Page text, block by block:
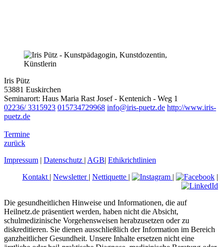
Iris Pütz
53881 Euskirchen
Seminarort: Haus Maria Rast Josef - Kentenich - Weg 1
02236/ 3315923 015734729968 info@iris-puetz.de http://www.iris-
puetz.de
Termine
zurück
Impressum | Datenschutz | AGB| Ethikrichtlinien
Kontakt | Newsletter | Nettiquette | | |
Die gesundheitlichen Hinweise und Informationen, die auf
Heilnetz.de präsentiert werden, haben nicht die Absicht,
schulmedizinische Vorgehensweisen herabzusetzen oder zu
diskreditieren. Sie dienen ausschließlich der Information im Bereich
ganzheitlicher Gesundheit. Unsere Inhalte ersetzen nicht eine